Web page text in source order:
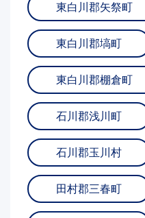
東白川郡矢祭町
東白川郡塙町
東白川郡棚倉町
石川郡浅川町
石川郡玉川村
田村郡三春町